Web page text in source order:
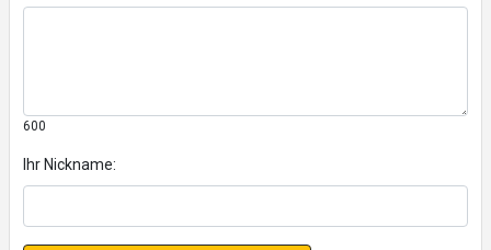
600
Ihr Nickname: